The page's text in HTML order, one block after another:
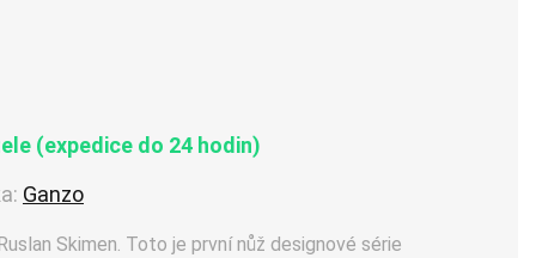
(expedice do 24 hodin)
Ganzo
Skimen. Toto je první nůž designové série